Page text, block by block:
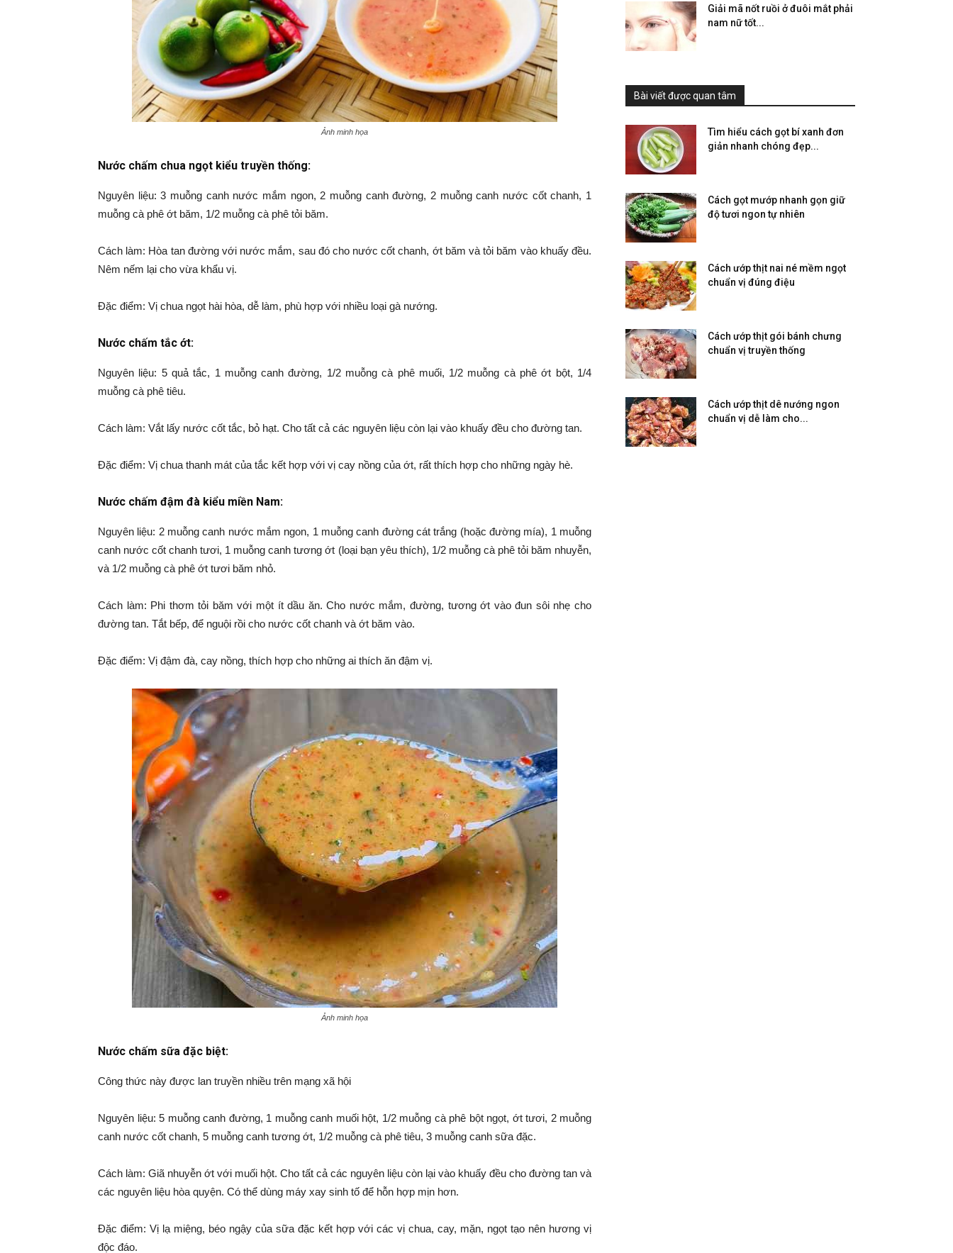
Ảnh minh họa
Nước chấm chua ngọt kiểu truyền thống:
Nguyên liệu: 3 muỗng canh nước mắm ngon, 2 muỗng canh đường, 2 muỗng canh nước cốt chanh, 1
muỗng cà phê ớt băm, 1/2 muỗng cà phê tỏi băm.
Cách làm: Hòa tan đường với nước mắm, sau đó cho nước cốt chanh, ớt băm và tỏi băm vào khuấy đều.
Nêm nếm lại cho vừa khẩu vị.
Đặc điểm: Vị chua ngọt hài hòa, dễ làm, phù hợp với nhiều loại gà nướng.
Nước chấm tắc ớt:
Nguyên liệu: 5 quả tắc, 1 muỗng canh đường, 1/2 muỗng cà phê muối, 1/2 muỗng cà phê ớt bột, 1/4
muỗng cà phê tiêu.
Cách làm: Vắt lấy nước cốt tắc, bỏ hạt. Cho tất cả các nguyên liệu còn lại vào khuấy đều cho đường tan.
Đặc điểm: Vị chua thanh mát của tắc kết hợp với vị cay nồng của ớt, rất thích hợp cho những ngày hè.
Nước chấm đậm đà kiểu miền Nam:
Nguyên liệu: 2 muỗng canh nước mắm ngon, 1 muỗng canh đường cát trắng (hoặc đường mía), 1 muỗng
canh nước cốt chanh tươi, 1 muỗng canh tương ớt (loại bạn yêu thích), 1/2 muỗng cà phê tỏi băm nhuyễn,
và 1/2 muỗng cà phê ớt tươi băm nhỏ.
Cách làm: Phi thơm tỏi băm với một ít dầu ăn. Cho nước mắm, đường, tương ớt vào đun sôi nhẹ cho
đường tan. Tắt bếp, để nguội rồi cho nước cốt chanh và ớt băm vào.
Đặc điểm: Vị đậm đà, cay nồng, thích hợp cho những ai thích ăn đậm vị.
Ảnh minh họa
Nước chấm sữa đặc biệt:
Công thức này được lan truyền nhiều trên mạng xã hội
Nguyên liệu: 5 muỗng canh đường, 1 muỗng canh muối hột, 1/2 muỗng cà phê bột ngọt, ớt tươi, 2 muỗng
canh nước cốt chanh, 5 muỗng canh tương ớt, 1/2 muỗng cà phê tiêu, 3 muỗng canh sữa đặc.
Cách làm: Giã nhuyễn ớt với muối hột. Cho tất cả các nguyên liệu còn lại vào khuấy đều cho đường tan và
các nguyên liệu hòa quyện. Có thể dùng máy xay sinh tố để hỗn hợp mịn hơn.
Đặc điểm: Vị lạ miệng, béo ngậy của sữa đặc kết hợp với các vị chua, cay, mặn, ngọt tạo nên hương vị
độc đáo.
Giải mã nốt ruồi ở đuôi mắt phải
nam nữ tốt...
Bài viết được quan tâm
Tìm hiểu cách gọt bí xanh đơn
giản nhanh chóng đẹp...
Cách gọt mướp nhanh gọn giữ
độ tươi ngon tự nhiên
Cách ướp thịt nai né mềm ngọt
chuẩn vị đúng điệu
Cách ướp thịt gói bánh chưng
chuẩn vị truyền thống
Cách ướp thịt dê nướng ngon
chuẩn vị dễ làm cho...